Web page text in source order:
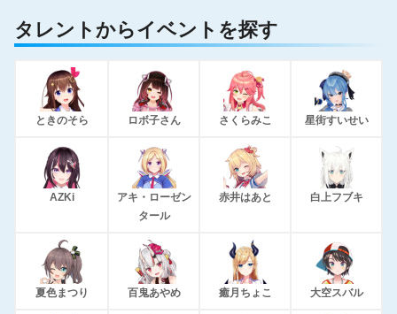
タレントからイベントを探す
ときのそら ロボ子さん さくらみこ 星街すいせい
AZKi
アキ・ローゼン
タール
赤井はあと 白上フブキ
夏色まつり 百鬼あやめ 癒月ちょこ 大空スバル